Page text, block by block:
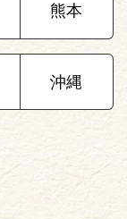
熊本
沖縄